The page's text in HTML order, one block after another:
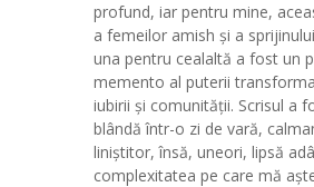
profund, iar pentru mine,
a femeilor amish și a
una pentru cealaltă a fost un
memento al puterii
iubirii și comunității. Scrisul a
blândă într-o zi de vară,
liniștitor, însă, uneori, lipsă
complexitatea pe care mă